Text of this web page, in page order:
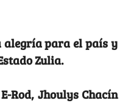
alegría para el país y
Zulia.
Rod, Jhoulys Chacín